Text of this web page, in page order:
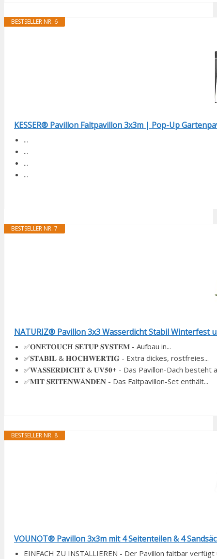
BESTSELLER NR. 6
KESSER® Pavillon Faltpavillon 3x3m | Pop-Up
...
...
...
...
BESTSELLER NR. 7
NATURIZ® Pavillon 3x3 Wasserdicht Stabil Winterfest
✅𝐎𝐍𝐄𝐓𝐎𝐔𝐂𝐇 𝐒𝐄𝐓𝐔𝐏 𝐒𝐘𝐒𝐓𝐄𝐌 - Aufbau in...
✅𝐒𝐓𝐀𝐁𝐈𝐋 & 𝐇𝐎𝐂𝐇𝐖𝐄𝐑𝐓𝐈𝐆 - Extra dickes, rostfreies...
✅𝐖𝐀𝐒𝐒𝐄𝐑𝐃𝐈𝐂𝐇𝐓 & 𝐔𝐕𝟓𝟎+ - Das Pavillon-Dach besteht
✅𝐌𝐈𝐓 𝐒𝐄𝐈𝐓𝐄𝐍𝐖Ä𝐍𝐃𝐄𝐍 - Das Faltpavillon-Set enthält...
BESTSELLER NR. 8
VOUNOT® Pavillon 3x3m mit 4 Seitenteilen & 4
EINFACH ZU INSTALLIEREN - Der Pavillon faltbar